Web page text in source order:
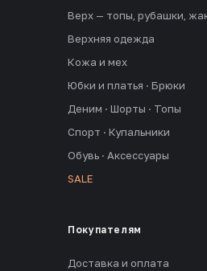
Верх — топы, рубашки,
Верхняя одежда
Кожа и мех
Юбки и платья · Брюки
Деним · Шорты · Топы
Спорт · Купальники
Обувь · Аксессуары
SALE
Покупателям
Доставка и оплата